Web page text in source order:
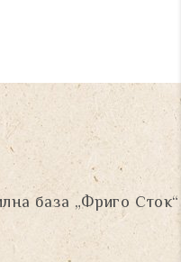
база „Фриго Сток“